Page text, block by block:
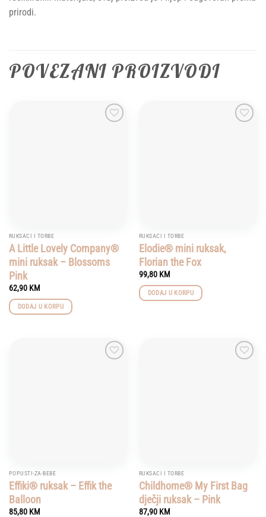
prirodi.
POVEZANI PROIZVODI
RUKSACI I TORBE
A Little Lovely Company®
mini ruksak – Blossoms
Pink
62,90 KM
DODAJ U KORPU
RUKSACI I TORBE
Elodie® mini ruksak,
Florian the Fox
99,80 KM
DODAJ U KORPU
POPUSTI-ZA-BEBE
Effiki® ruksak – Effik the
Balloon
85,80 KM
RUKSACI I TORBE
Childhome® My First Bag
dječji ruksak – Pink
87,90 KM